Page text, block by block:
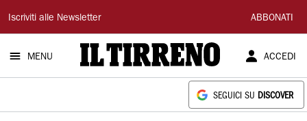
Il
Tirreno
Iscriviti alle Newsletter ABBONATI
MENU ACCEDI
SEGUICI SU DISCOVER